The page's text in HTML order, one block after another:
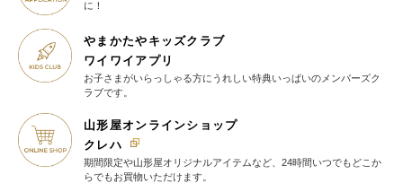
に！
やまかたやキッズクラブ
ワイワイアプリ
お子さまがいらっしゃる方に うれしい特典いっぱいの メンバーズク
ラブです。
山形屋オンラインショップ
クレハ
期間限定や山形屋オリジナルアイテムなど、24時間いつでもどこか
らでもお買物いただけます。